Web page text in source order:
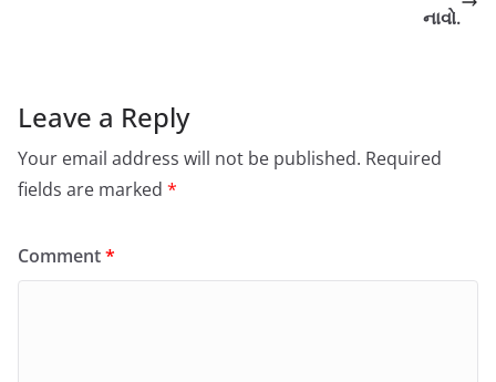
નાવો.
Leave a Reply
Your email address will not be published. Required
fields are marked *
Comment*